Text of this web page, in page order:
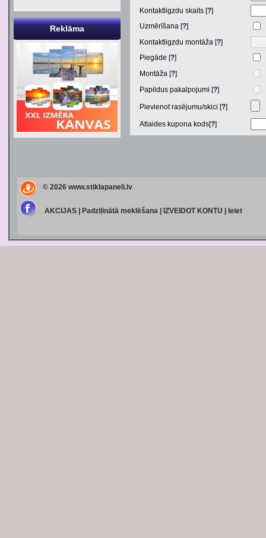
Kontaktligzdu skaits [?]
Uzmērīšana [?]
Kontaktligzdu montāža [?]
Piegāde [?]
Montāža [?]
Papildus pakalpojumi [?]
Pievienot rasējumu/skici [?]
Atlaides kupona kods[?]
Reklāma
© 2026 www.stiklapaneli.lv
AKCIJAS| Padziļinātā meklēšana| IZVEIDOT KONTU Ieiet